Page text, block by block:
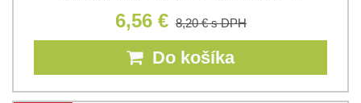
6,56 € 8,20 €s DPH
Do košíka